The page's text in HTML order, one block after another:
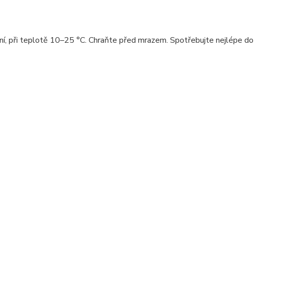
při teplotě 10–25 °C. Chraňte před mrazem. Spotřebujte nejlépe do